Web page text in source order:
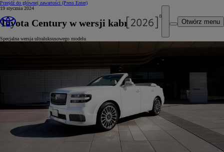
Przejdź do głównej zawartości (Press Enter)
Otwórz menu
19 stycznia 2024
Toyota Century w wersji kabriolet
Specjalna wersja ultraluksusowego modelu